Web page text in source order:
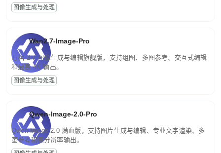
图像生成与处理
Wan2.7-Image-Pro
万相 2.7 图像生成与编辑旗舰版，支持组图、多图参考、交互式编辑
和最高 4K 输出。
图像生成与处理
Qwen-Image-2.0-Pro
Qwen-Image-2.0 满血版，支持图片生成与编辑、专业文字渲染、多
图参考和高分辨率输出。